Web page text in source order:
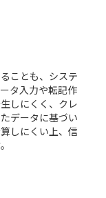
ことも、システ
タ入力や転記作
しにくく、クレ
データに基づい
しにくい上、信